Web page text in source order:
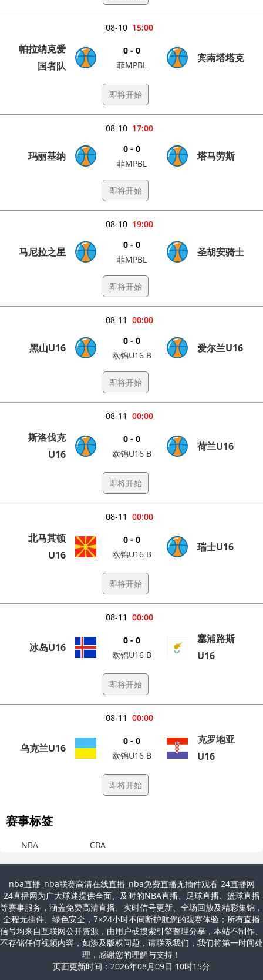
15:00
08-10
帕拉纳克爱
国者队
0 - 0
菲MPBL
宾南塔塔克
即将开始
17:00
08-10
玛丽基纳
0 - 0
菲MPBL
塔马劳斯
即将开始
19:00
08-10
马尼拉之星
0 - 0
菲MPBL
圣胡安骑士
即将开始
00:00
08-11
黑山U16
0 - 0
欧锦U16 B
爱尔兰U16
即将开始
00:00
08-11
斯洛伐克
U16
0 - 0
欧锦U16 B
荷兰U16
即将开始
00:00
08-11
北马其顿
U16
0 - 0
欧锦U16 B
瑞士U16
即将开始
00:00
08-11
冰岛U16
0 - 0
欧锦U16 B
塞浦路斯
U16
即将开始
00:00
08-11
乌克兰U16
0 - 0
欧锦U16 B
克罗地亚
U16
即将开始
赛事标签
NBA CBA
nba直播_nba联赛高清在线直播_nba免费直播无插件观看-24直播网
24直播网为广大球迷提供全面、及时的NBA直播、足球直播、篮球直播
等赛事服务，涵盖免费高清直播、实时信号更新、全场回放及精彩集锦，
全程无插件、绿色安全，7×24小时不间断护航您的观赛体验；所有直播
信号均来自互联网公开资源，由用户或搜索引擎整理分享，本站不制作、
不存储任何视频内容，如涉及版权问题，请联系我们，我们将第一时间处
理，感谢您的理解与支持！
页面更新时间：2026年08月09日 10时15分